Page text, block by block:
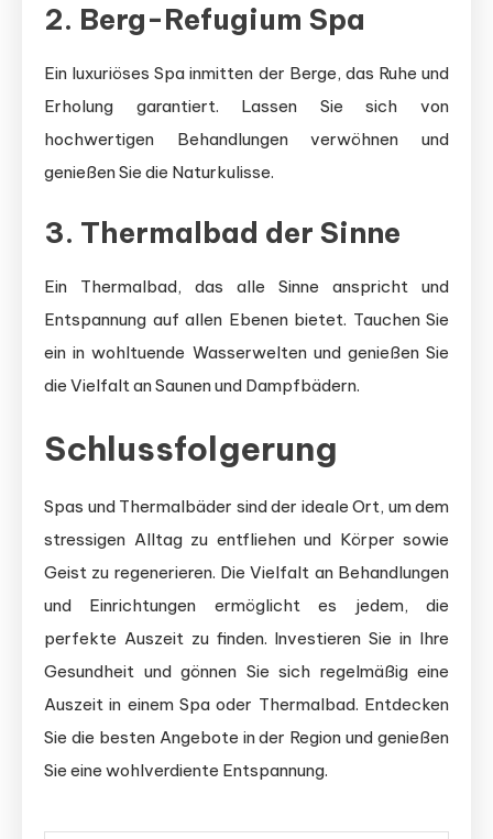
2. Berg-Refugium Spa
Ein luxuriöses Spa inmitten der Berge, das Ruhe und
Erholung garantiert. Lassen Sie sich von
hochwertigen Behandlungen verwöhnen und
genießen Sie die Naturkulisse.
3. Thermalbad der Sinne
Ein Thermalbad, das alle Sinne anspricht und
Entspannung auf allen Ebenen bietet. Tauchen Sie
ein in wohltuende Wasserwelten und genießen Sie
die Vielfalt an Saunen und Dampfbädern.
Schlussfolgerung
Spas und Thermalbäder sind der ideale Ort, um dem
stressigen Alltag zu entfliehen und Körper sowie
Geist zu regenerieren. Die Vielfalt an Behandlungen
und Einrichtungen ermöglicht es jedem, die
perfekte Auszeit zu finden. Investieren Sie in Ihre
Gesundheit und gönnen Sie sich regelmäßig eine
Auszeit in einem Spa oder Thermalbad. Entdecken
Sie die besten Angebote in der Region und genießen
Sie eine wohlverdiente Entspannung.